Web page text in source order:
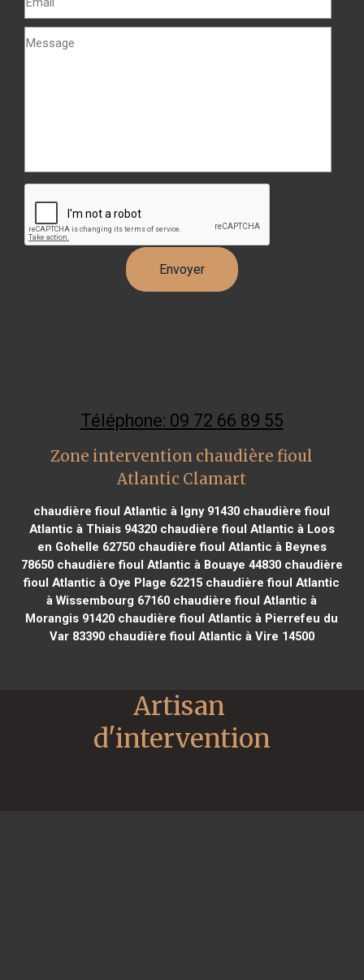
Téléphone: 09 72 66 89 55
Zone intervention chaudière fioul
Atlantic Clamart
chaudière fioul Atlantic à Igny 91430 chaudière fioul
Atlantic à Thiais 94320chaudière fioul Atlantic à Loos
en Gohelle 62750chaudière fioul Atlantic à Beynes
78650chaudière fioul Atlantic à Bouaye 44830chaudière
fioul Atlantic à Oye Plage 62215 chaudière fioul Atlantic
à Wissembourg 67160 chaudière fioul Atlantic à
Morangis 91420 chaudière fioul Atlantic à Pierrefeu du
Var 83390chaudière fioul Atlantic à Vire 14500
Artisan
d'intervention